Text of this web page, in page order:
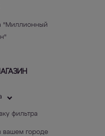
"Миллионный
фильтра
вашем городе